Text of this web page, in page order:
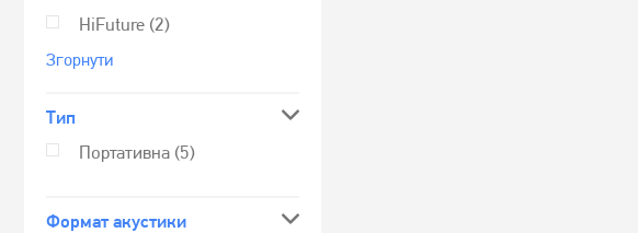
HiFuture (2)
Згорнути
Тип
Портативна (5)
Формат акустики